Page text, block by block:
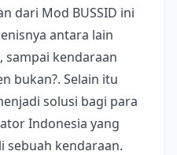
dari Mod BUSSID ini
antara lain
sampai kendaraan
bukan?. Selain itu
solusi bagi para
Indonesia yang
sebuah kendaraan.